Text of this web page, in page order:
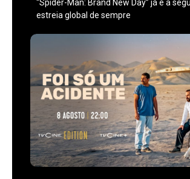
“Spider-Man: Brand New Day” já é a
estreia global de sempre